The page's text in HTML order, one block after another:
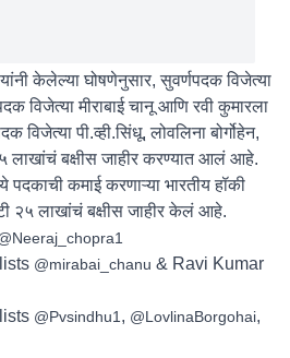
केलेल्या घोषणेनुसार, सुवर्णपदक विजेत्या
विजेत्या मीराबाई चानू आणि रवी कुमारला
पी.व्ही.सिंधू, लोवलिना बोर्गोहेन,
लाखांचं बक्षीस जाहीर करण्यात आलं आहे.
पदकाची कमाई करणाऱ्या भारतीय हॉकी
२५ लाखांचं बक्षीस जाहीर केलं आहे.
@mirabai_chanu & Ravi Kumar
@Pvsindhu1 , @LovlinaBorgohai,